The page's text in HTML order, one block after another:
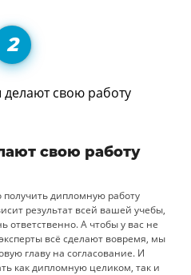
свою работу
дипломную работу
результат всей вашей учебы,
ответственно. А чтобы у вас не
всё сделают вовремя, мы
главу на согласование. И
как дипломную целиком, так и